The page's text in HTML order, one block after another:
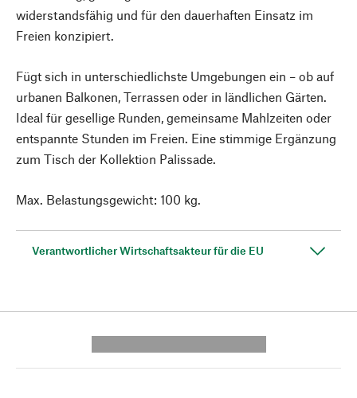
widerstandsfähig und für den dauerhaften Einsatz im
Freien konzipiert.
Fügt sich in unterschiedlichste Umgebungen ein – ob auf
urbanen Balkonen, Terrassen oder in ländlichen Gärten.
Ideal für gesellige Runden, gemeinsame Mahlzeiten oder
entspannte Stunden im Freien. Eine stimmige Ergänzung
zum Tisch der Kollektion Palissade.
Max. Belastungsgewicht: 100 kg.
Verantwortlicher Wirtschaftsakteur für die EU